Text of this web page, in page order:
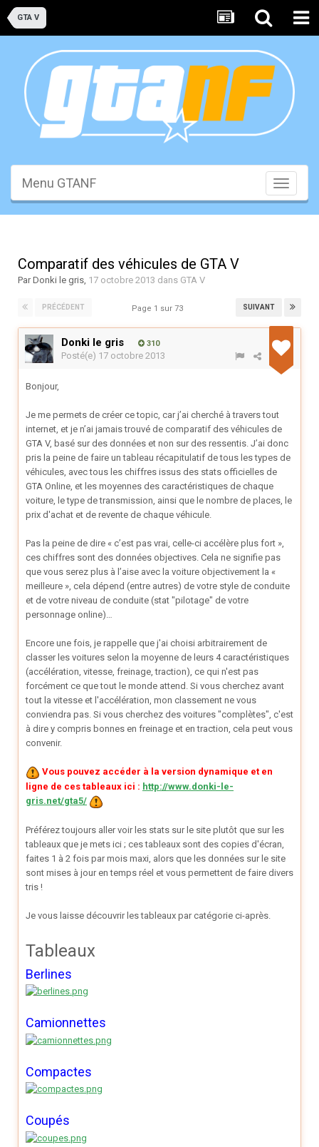
GTA V
Toggle
Menu GTANF
Comparatif des véhicules de GTA V
ParDonki le gris, 17 octobre 2013 dans GTA V
PRÉCÉDENT SUIVANT
Page 1 sur 73
Donki le gris 310
Posté(e) 17 octobre 2013
Bonjour,
Je me permets de créer ce topic, car j’ai cherché à travers tout
internet, et je n’ai jamais trouvé de comparatif des véhicules de
GTA V, basé sur des données et non sur des ressentis. J’ai donc
pris la peine de faire un tableau récapitulatif de tous les types de
véhicules, avec tous les chiffres issus des stats officielles de
GTA Online, et les moyennes des caractéristiques de chaque
voiture, le type de transmission, ainsi que le nombre de places, le
prix d'achat et de revente de chaque véhicule.
Pas la peine de dire « c’est pas vrai, celle-ci accélère plus fort »,
ces chiffres sont des données objectives. Cela ne signifie pas
que vous serez plus à l’aise avec la voiture objectivement la «
meilleure », cela dépend (entre autres) de votre style de conduite
et de votre niveau de conduite (stat "pilotage" de votre
personnage online)…
Encore une fois, je rappelle que j'ai choisi arbitrairement de
classer les voitures selon la moyenne de leurs 4 caractéristiques
(accélération, vitesse, freinage, traction), ce qui n'est pas
forcément ce que tout le monde attend. Si vous cherchez avant
tout la vitesse et l'accélération, mon classement ne vous
conviendra pas. Si vous cherchez des voitures "complètes", c'est
à dire y compris bonnes en freinage et en traction, cela peut vous
convenir.
Vous pouvez accéder à la version dynamique et en
ligne de ces tableaux ici : http://www.donki-le-
gris.net/gta5/
Préférez toujours aller voir les stats sur le site plutôt que sur les
tableaux que je mets ici ; ces tableaux sont des copies d'écran,
faites 1 à 2 fois par mois maxi, alors que les données sur le site
sont mises à jour en temps réel et vous permettent de faire divers
tris !
Je vous laisse découvrir les tableaux par catégorie ci-après.
Tableaux
Berlines
Camionnettes
Compactes
Coupés